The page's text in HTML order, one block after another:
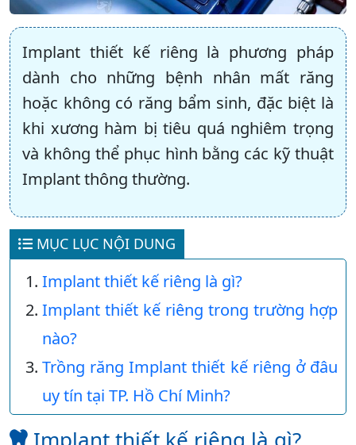
Implant thiết kế riêng là phương pháp
dành cho những bệnh nhân mất răng
hoặc không có răng bẩm sinh, đặc biệt là
khi xương hàm bị tiêu quá nghiêm trọng
và không thể phục hình bằng các kỹ thuật
Implant thông thường.
MỤC LỤC NỘI DUNG
Implant thiết kế riêng là gì?
Implant thiết kế riêng trong trường hợp
nào?
Trồng răng Implant thiết kế riêng ở đâu
uy tín tại TP. Hồ Chí Minh?